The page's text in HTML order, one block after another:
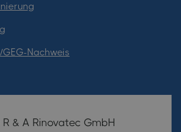
Nachweis
& A Rinovatec GmbH